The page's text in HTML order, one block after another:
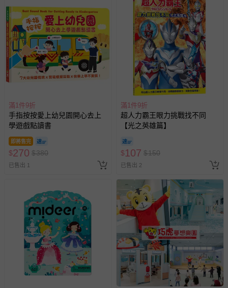
滿1件9折
手指按按愛上幼兒園開心去上
學遊戲點讀書
即將售完
$270 $380
已售出 1
滿1件9折
超人力霸王眼力挑戰找不同
【光之英雄篇】
$107 $150
已售出 2